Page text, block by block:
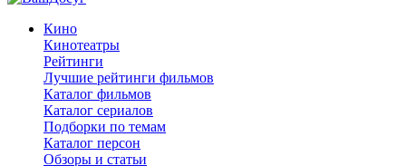
Кино
Кинотеатры
Рейтинги
Лучшие рейтинги фильмов
Каталог фильмов
Каталог сериалов
Подборки по темам
Каталог персон
Обзоры и статьи